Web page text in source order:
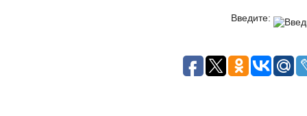
Введите: